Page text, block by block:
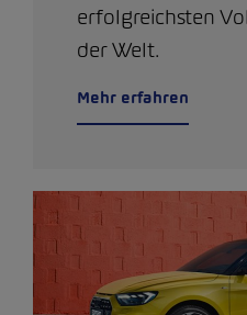
erfolgreichsten
der Welt.
Mehr erfahren